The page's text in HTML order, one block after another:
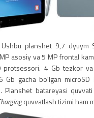
planshet 9,7 dyuym
asosiy va 5 MP frontal
protsessori. 4 Gb tezkor
Gb gacha bo'lgan microSD
Planshet batareyasi
quvvatlash tizimi ham